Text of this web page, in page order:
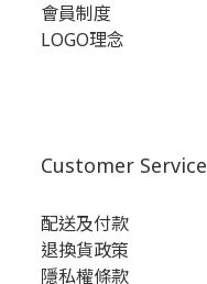
會員制度
LOGO理念
Customer Service
配送及付款
退換貨政策
隱私權條款